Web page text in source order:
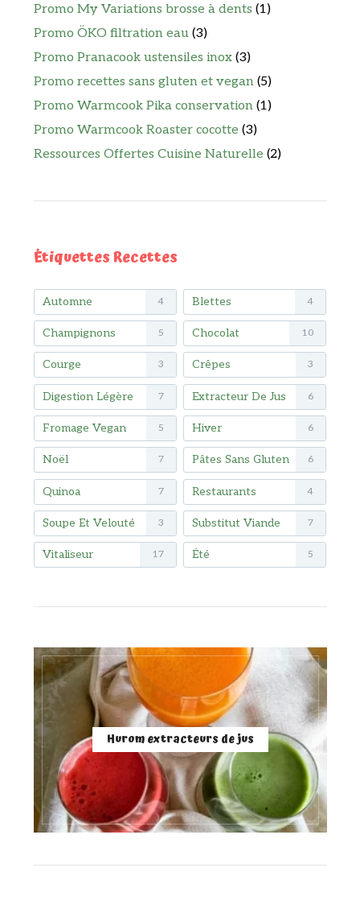
Promo My Variations brosse à dents (1)
Promo ÖKO filtration eau (3)
Promo Pranacook ustensiles inox (3)
Promo recettes sans gluten et vegan (5)
Promo Warmcook Pika conservation (1)
Promo Warmcook Roaster cocotte (3)
Ressources Offertes Cuisine Naturelle (2)
Étiquettes Recettes
Automne 4 Blettes 4
Champignons 5 Chocolat 10
Courge 3 Crêpes 3
Digestion Légère 7 Extracteur De Jus 6
Fromage Vegan 5 Hiver 6
Noël 7 Pâtes Sans Gluten 6
Quinoa 7 Restaurants 4
Soupe Et Velouté 3 Substitut Viande 7
Vitaliseur 17 Été 5
Hurom extracteurs de jus